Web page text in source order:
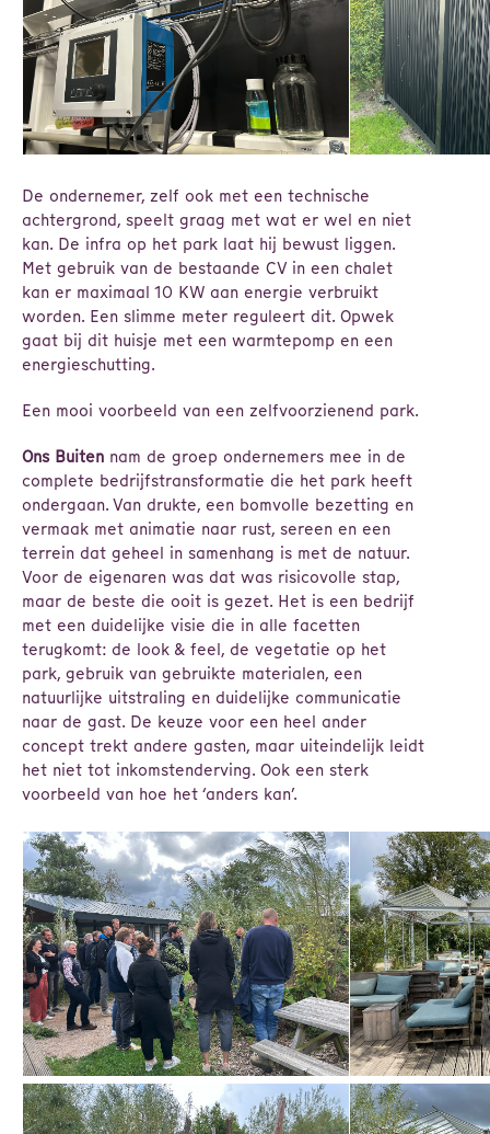
De ondernemer, zelf ook met een technische
achtergrond, speelt graag met wat er wel en niet
kan. De infra op het park laat hij bewust liggen.
Met gebruik van de bestaande CV in een chalet
kan er maximaal 10 KW aan energie verbruikt
worden. Een slimme meter reguleert dit. Opwek
gaat bij dit huisje met een warmtepomp en een
energieschutting.
Een mooi voorbeeld van een zelfvoorzienend park.
Ons Buiten nam de groep ondernemers mee in de
complete bedrijfstransformatie die het park heeft
ondergaan. Van drukte, een bomvolle bezetting en
vermaak met animatie naar rust, sereen en een
terrein dat geheel in samenhang is met de natuur.
Voor de eigenaren was dat was risicovolle stap,
maar de beste die ooit is gezet. Het is een bedrijf
met een duidelijke visie die in alle facetten
terugkomt: de look & feel, de vegetatie op het
park, gebruik van gebruikte materialen, een
natuurlijke uitstraling en duidelijke communicatie
naar de gast. De keuze voor een heel ander
concept trekt andere gasten, maar uiteindelijk leidt
het niet tot inkomstenderving. Ook een sterk
voorbeeld van hoe het ‘anders kan’.